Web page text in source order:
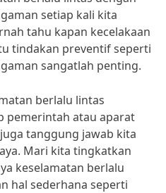
setiap kali kita
tahu kapan kecelakaan
tindakan preventif seperti
sangatlah penting.
berlalu lintas
pemerintah atau aparat
tanggung jawab kita
Mari kita tingkatkan
keselamatan berlalu
hal sederhana seperti